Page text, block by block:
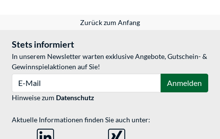
Zurück zum Anfang
Stets informiert
In unserem Newsletter warten exklusive Angebote, Gutschein- &
Gewinnspielaktionen auf Sie!
Anmelden
Hinweise zum Datenschutz
Aktuelle Informationen finden Sie auch unter: